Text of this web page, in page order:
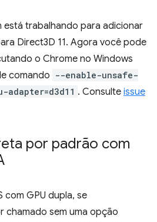
está trabalhando para adicionar
Direct3D 11. Agora você pode
o Chrome no Windows
comando --enable-unsafe-
adapter=d3d11 . Consulte issue
por padrão com
com GPU dupla, se
chamado sem uma opção